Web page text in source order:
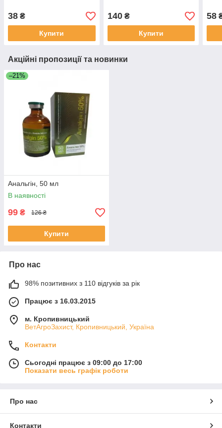
38 ₴
Купити
140₴
Купити
58
Акційні пропозиції та новинки
–21%
Анальгін, 50 мл
В наявності
99 ₴ 126 ₴
Купити
Про нас
98% позитивних з 110 відгуків за рік
Працює з 16.03.2015
м. Кропивницький
ВетАгроЗахист, Кропивницький, Україна
Контакти
Сьогодні працює з 09:00 до 17:00
Показати весь графік роботи
Про нас
Контакти